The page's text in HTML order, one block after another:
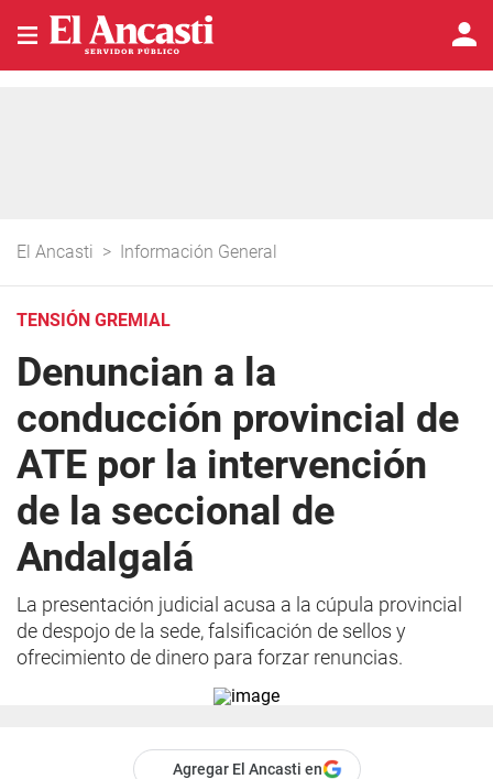
El Ancasti > Información General
TENSIÓN GREMIAL
Denuncian a la
conducción provincial de
ATE por la intervención
de la seccional de
Andalgalá
La presentación judicial acusa a la cúpula provincial
de despojo de la sede, falsificación de sellos y
ofrecimiento de dinero para forzar renuncias.
Agregar El Ancasti en